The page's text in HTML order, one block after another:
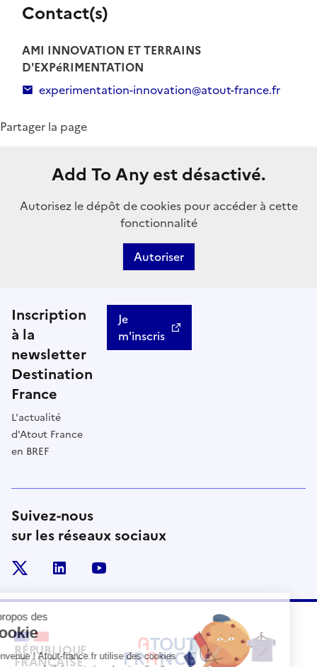
Contact(s)
AMI INNOVATION ET TERRAINS
D'EXPéRIMENTATION
experimentation-innovation@atout-france.fr
Partager la page
Add To Any est désactivé.
Autorisez le dépôt de cookies pour accéder à cette
fonctionnalité
Autoriser
Inscription
à la
newsletter
Destination
France
L'actualité
d'Atout France
en BREF
Je
m'inscris
Suivez-nous
sur les réseaux sociaux
linkedin
RÉPUBLIQUE
FRANÇAISE